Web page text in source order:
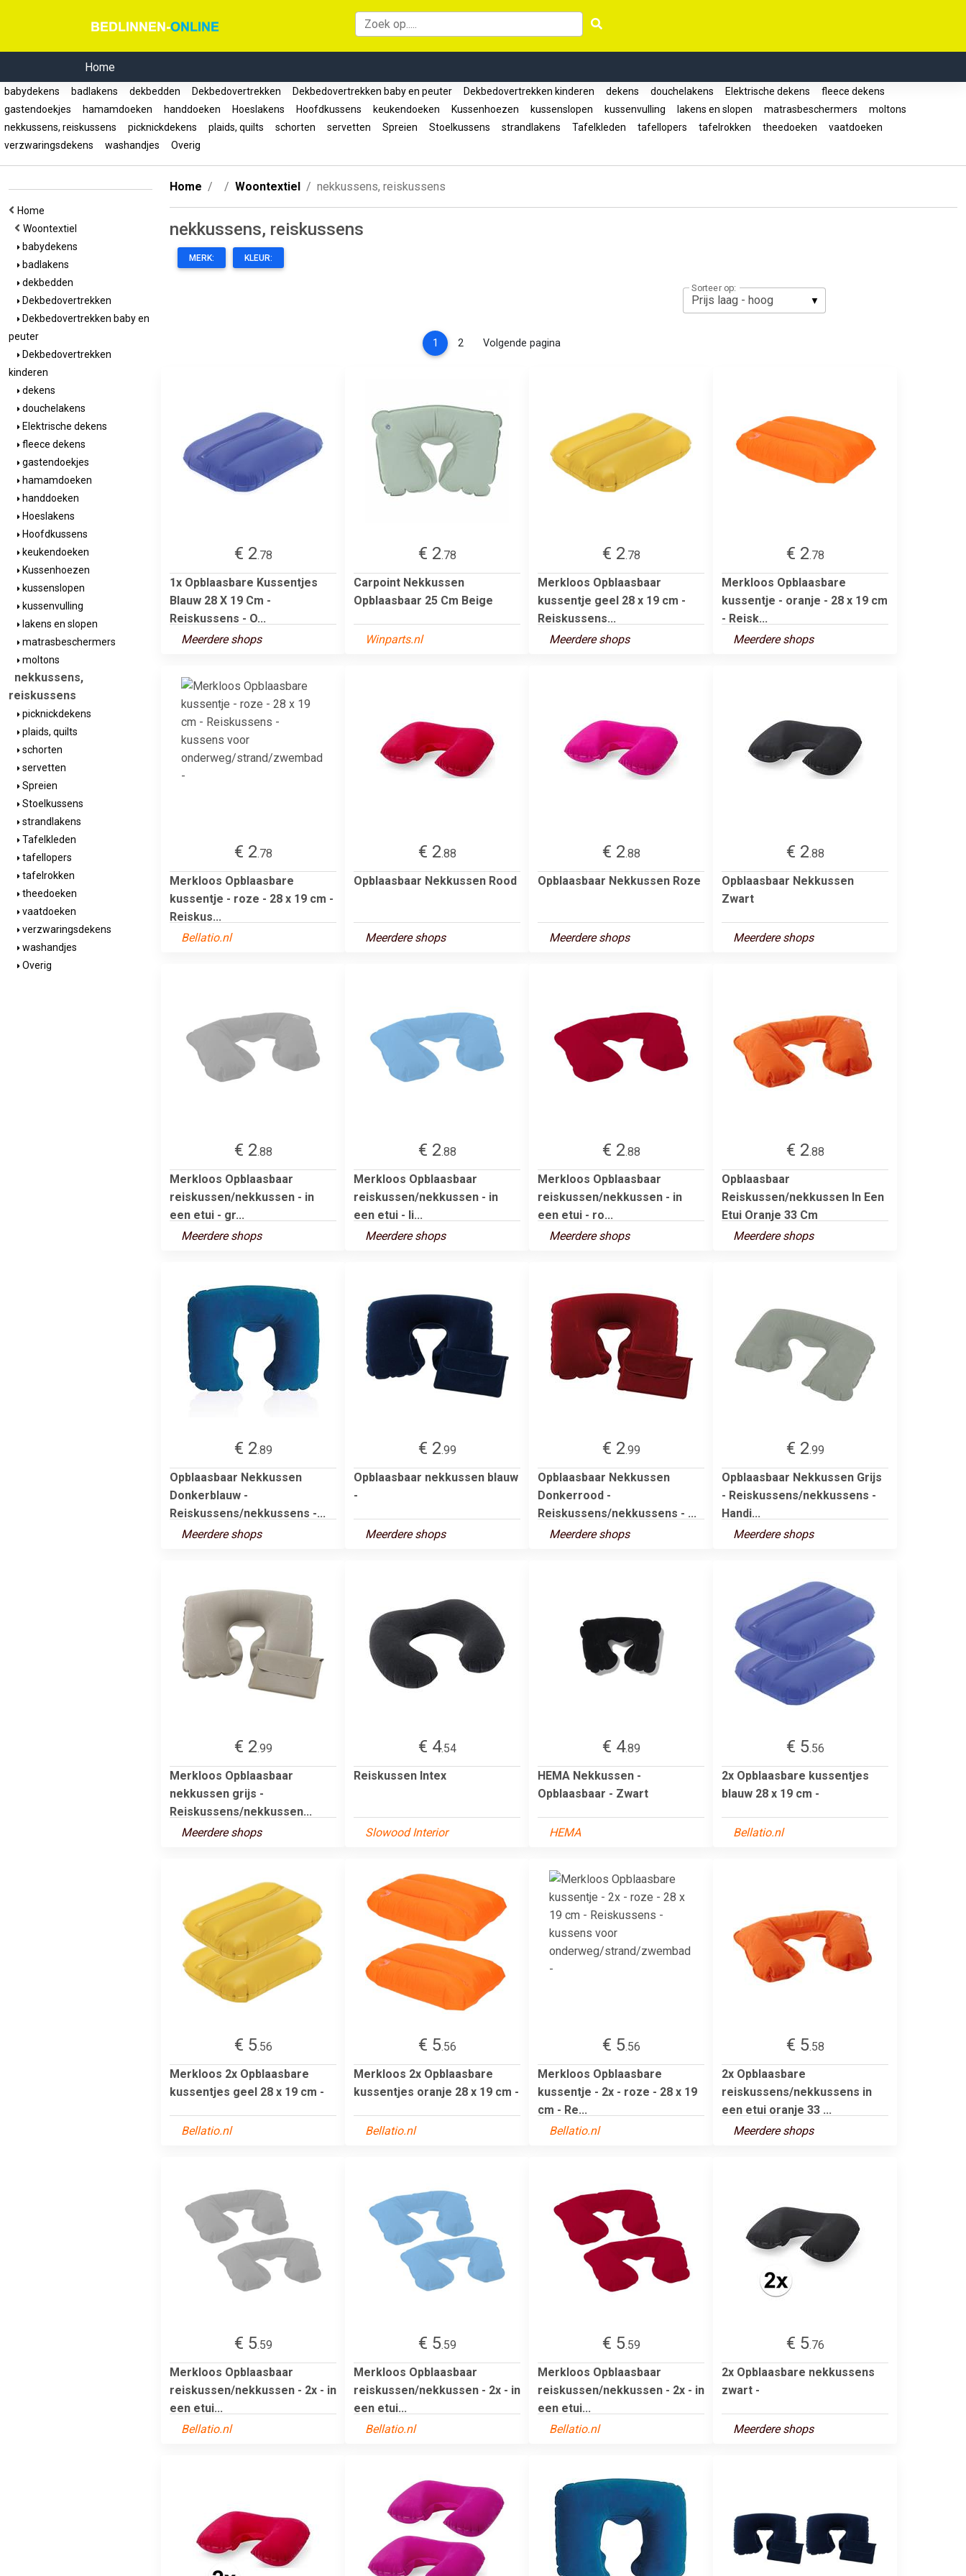
Home
babydekens badlakens dekbedden Dekbedovertrekken Dekbedovertrekken baby en peuter Dekbedovertrekken kinderen dekens douchelakens Elektrische dekens
fleece dekens
gastendoekjes
hamamdoeken handdoeken Hoeslakens Hoofdkussens keukendoeken Kussenhoezen kussenslopen kussenvulling lakens en slopen matrasbeschermers
moltons
nekkussens, reiskussens
picknickdekens plaids, quilts schorten servetten Spreien Stoelkussens strandlakens Tafelkleden tafellopers tafelrokken theedoeken
vaatdoeken
verzwaringsdekens
washandjes Overig
Home
Woontextiel
babydekens
badlakens
dekbedden
Dekbedovertrekken
Dekbedovertrekken baby en
peuter
Dekbedovertrekken
kinderen
dekens
douchelakens
Elektrische dekens
fleece dekens
gastendoekjes
hamamdoeken
handdoeken
Hoeslakens
Hoofdkussens
keukendoeken
Kussenhoezen
kussenslopen
kussenvulling
lakens en slopen
matrasbeschermers
moltons
nekkussens,
reiskussens
picknickdekens
plaids, quilts
schorten
servetten
Spreien
Stoelkussens
strandlakens
Tafelkleden
tafellopers
tafelrokken
theedoeken
vaatdoeken
verzwaringsdekens
washandjes
Overig
Home Woontextiel nekkussens, reiskussens
nekkussens, reiskussens
MERK: KLEUR:
Sorteer op:
1 (current)
2 Volgende pagina
€ 2.78
1x Opblaasbare Kussentjes
Blauw 28 X 19 Cm -
Reiskussens - O...
Meerdere shops
€ 2.78
Carpoint Nekkussen
Opblaasbaar 25 Cm Beige
Winparts.nl
€ 2.78
Merkloos Opblaasbaar
kussentje geel 28 x 19 cm -
Reiskussens...
Meerdere shops
€ 2.78
Merkloos Opblaasbare
kussentje - oranje - 28 x 19 cm
- Reisk...
Meerdere shops
€ 2.78
Merkloos Opblaasbare
kussentje - roze - 28 x 19 cm -
Reiskus...
Bellatio.nl
€ 2.88
Opblaasbaar Nekkussen Rood
Meerdere shops
€ 2.88
Opblaasbaar Nekkussen Roze
Meerdere shops
€ 2.88
Opblaasbaar Nekkussen
Zwart
Meerdere shops
€ 2.88
Merkloos Opblaasbaar
reiskussen/nekkussen - in
een etui - gr...
Meerdere shops
€ 2.88
Merkloos Opblaasbaar
reiskussen/nekkussen - in
een etui - li...
Meerdere shops
€ 2.88
Merkloos Opblaasbaar
reiskussen/nekkussen - in
een etui - ro...
Meerdere shops
€ 2.88
Opblaasbaar
Reiskussen/nekkussen In Een
Etui Oranje 33 Cm
Meerdere shops
€ 2.89
Opblaasbaar Nekkussen
Donkerblauw -
Reiskussens/nekkussens -...
Meerdere shops
€ 2.99
Opblaasbaar nekkussen blauw
-
Meerdere shops
€ 2.99
Opblaasbaar Nekkussen
Donkerrood -
Reiskussens/nekkussens - ...
Meerdere shops
€ 2.99
Opblaasbaar Nekkussen Grijs
- Reiskussens/nekkussens -
Handi...
Meerdere shops
€ 2.99
Merkloos Opblaasbaar
nekkussen grijs -
Reiskussens/nekkussen...
Meerdere shops
€ 4.54
Reiskussen Intex
Slowood Interior
€ 4.89
HEMA Nekkussen -
Opblaasbaar - Zwart
HEMA
€ 5.56
2x Opblaasbare kussentjes
blauw 28 x 19 cm -
Bellatio.nl
€ 5.56
Merkloos 2x Opblaasbare
kussentjes geel 28 x 19 cm -
Bellatio.nl
€ 5.56
Merkloos 2x Opblaasbare
kussentjes oranje 28 x 19 cm -
Bellatio.nl
€ 5.56
Merkloos Opblaasbare
kussentje - 2x - roze - 28 x 19
cm - Re...
Bellatio.nl
€ 5.58
2x Opblaasbare
reiskussens/nekkussens in
een etui oranje 33 ...
Meerdere shops
€ 5.59
Merkloos Opblaasbaar
reiskussen/nekkussen - 2x - in
een etui...
Bellatio.nl
€ 5.59
Merkloos Opblaasbaar
reiskussen/nekkussen - 2x - in
een etui...
Bellatio.nl
€ 5.59
Merkloos Opblaasbaar
reiskussen/nekkussen - 2x - in
een etui...
Bellatio.nl
€ 5.76
2x Opblaasbare nekkussens
zwart -
Meerdere shops